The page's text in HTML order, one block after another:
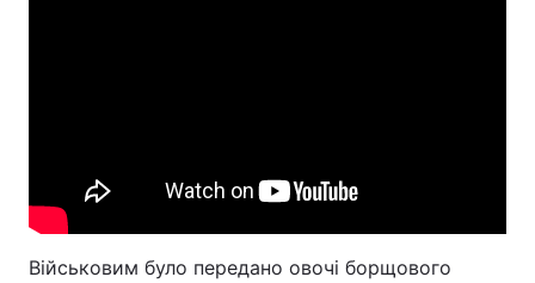
Військовим було передано овочі борщового